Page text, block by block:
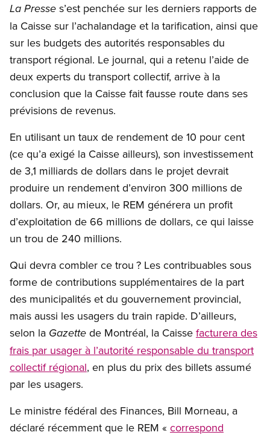
La Presse s’est penchée sur les derniers rapports de
la Caisse sur l’achalandage et la tarification, ainsi que
sur les budgets des autorités responsables du
transport régional. Le journal, qui a retenu l’aide de
deux experts du transport collectif, arrive à la
conclusion que la Caisse fait fausse route dans ses
prévisions de revenus.
En utilisant un taux de rendement de 10 pour cent
(ce qu’a exigé la Caisse ailleurs), son investissement
de 3,1 milliards de dollars dans le projet devrait
produire un rendement d’environ 300 millions de
dollars. Or, au mieux, le REM générera un profit
d’exploitation de 66 millions de dollars, ce qui laisse
un trou de 240 millions.
Qui devra combler ce trou ? Les contribuables sous
forme de contributions supplémentaires de la part
des municipalités et du gouvernement provincial,
mais aussi les usagers du train rapide. D’ailleurs,
selon la Gazette de Montréal, la Caisse facturera des
frais par usager à l’autorité responsable du transport
collectif régional, en plus du prix des billets assumé
par les usagers.
Le ministre fédéral des Finances, Bill Morneau, a
déclaré récemment que le REM « correspond